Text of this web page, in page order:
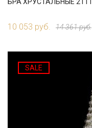
10 053 руб. 14 361 руб.
SALE